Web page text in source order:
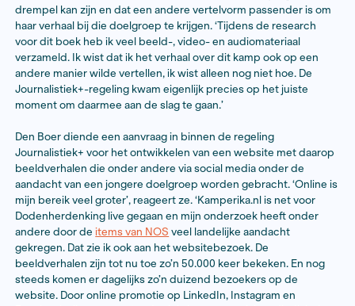
van links naar
Kamp Erika en
de Boek
Zoeken naar de vertelvorm
Al is haar boek ook geschikt voor een jonger publiek,
zich ervan bewust dat het lezen van een boek voor